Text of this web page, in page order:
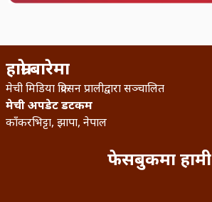
हाम्रो बारेमा
मेची मिडिया क्रिएसन प्रालीद्वारा सञ्चालित
मेची अपडेट डटकम
काँकरभिट्टा, झापा, नेपाल
फेसबुकमा हामी